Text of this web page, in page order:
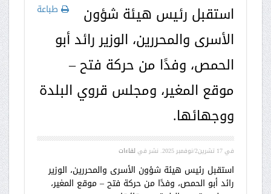
طباعة
استقبل رئيس هيئة شؤون
الأسرى والمحررين، الوزير رائد أبو
الحمص، وفدًا من حركة فتح –
موقع المغير، ومجلس قروي البلدة
ووجهائها.
في17 تشرين2/نوفمبر 2025 . نشر في لقاءات
استقبل رئيس هيئة شؤون الأسرى والمحررين، الوزير
رائد أبو الحمص، وفدًا من حركة فتح – موقع المغير،